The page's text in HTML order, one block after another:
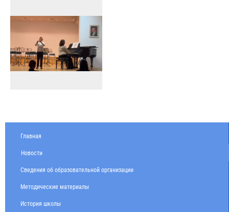
Главная
Новости
Сведения об образовательной организации
Методические материалы
История школы